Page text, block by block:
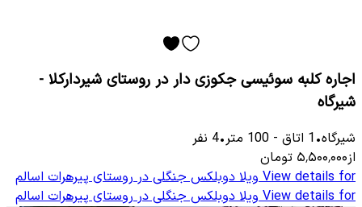
اجاره کلبه سوئیسی جکوزی دار در روستای شیردارکلا -
شیرگاه
شیرگاه•
1 اتاق -
100 متر•
4 نفر
از۵٬۵۰۰٬۰۰۰ تومان
View details for ویلا دوبلکس جنگلی در روستای پیرهرات اسالم
View details for ویلا دوبلکس جنگلی در روستای پیرهرات اسالم